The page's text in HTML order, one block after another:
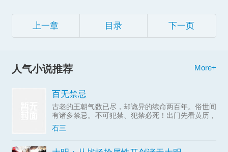
上一章 目录 下一页
人气小说推荐 More+
百无禁忌
古老的王朝气数已尽，却诡异的续命两百年。俗世间
有诸多禁忌。不可犯禁、犯禁必死！出门先看黄历，
牢记今日禁忌。城墙根、社庙下、乡间闾里、山野大
泽……潜藏着无数的怪诞之物。七禾台镇外，有美丽
石三